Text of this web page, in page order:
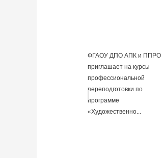
ФГАОУ ДПО АПК и ППРО
приглашает на курсы
профессиональной
переподготовки по
программе
«Художественно...